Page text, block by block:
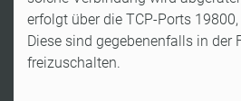
erfolgt über die TCP-Ports
Diese sind gegebenenfalls in der
freizuschalten.